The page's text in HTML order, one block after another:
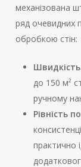
механізована
ряд очевидних
обробкою стін:
до 150 м²
ручному
Рівність
практично